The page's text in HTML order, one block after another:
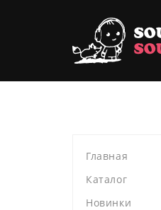
Главная
Каталог
Новинки